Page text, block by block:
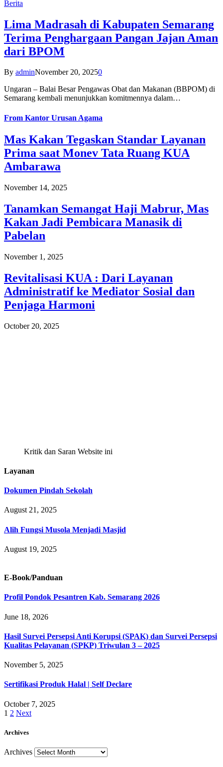
Berita
Lima Madrasah di Kabupaten Semarang
Terima Penghargaan Pangan Jajan Aman
dari BPOM
By adminNovember 20, 20250
Ungaran – Balai Besar Pengawas Obat dan Makanan (BBPOM) di
Semarang kembali menunjukkan komitmennya dalam…
From Kantor Urusan Agama
Mas Kakan Tegaskan Standar Layanan
Prima saat Monev Tata Ruang KUA
Ambarawa
November 14, 2025
Tanamkan Semangat Haji Mabrur, Mas
Kakan Jadi Pembicara Manasik di
Pabelan
November 1, 2025
Revitalisasi KUA : Dari Layanan
Administratif ke Mediator Sosial dan
Penjaga Harmoni
October 20, 2025
Kritik dan Saran Website ini
Layanan
Dokumen Pindah Sekolah
August 21, 2025
Alih Fungsi Musola Menjadi Masjid
August 19, 2025
E-Book/Panduan
Profil Pondok Pesantren Kab. Semarang 2026
June 18, 2026
Hasil Survei Persepsi Anti Korupsi (SPAK) dan Survei Persepsi
Kualitas Pelayanan (SPKP) Triwulan 3 – 2025
November 5, 2025
Sertifikasi Produk Halal | Self Declare
October 7, 2025
1 2 Next
Archives
Archives